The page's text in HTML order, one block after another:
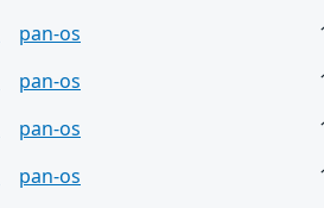
pan-os
pan-os
pan-os
pan-os